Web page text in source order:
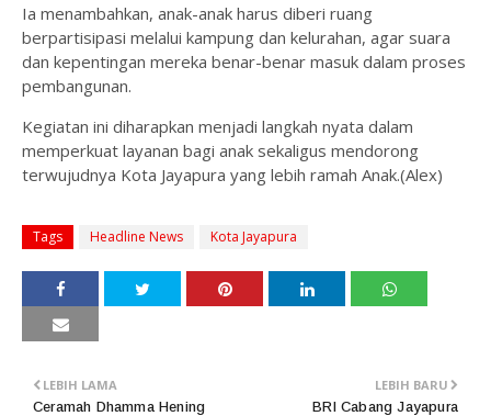
Ia menambahkan, anak-anak harus diberi ruang
berpartisipasi melalui kampung dan kelurahan, agar suara
dan kepentingan mereka benar-benar masuk dalam proses
pembangunan.
Kegiatan ini diharapkan menjadi langkah nyata dalam
memperkuat layanan bagi anak sekaligus mendorong
terwujudnya Kota Jayapura yang lebih ramah Anak.(Alex)
Tags Headline News Kota Jayapura
LEBIH BARU
BRI Cabang Jayapura
LEBIH LAMA
Ceramah Dhamma Hening